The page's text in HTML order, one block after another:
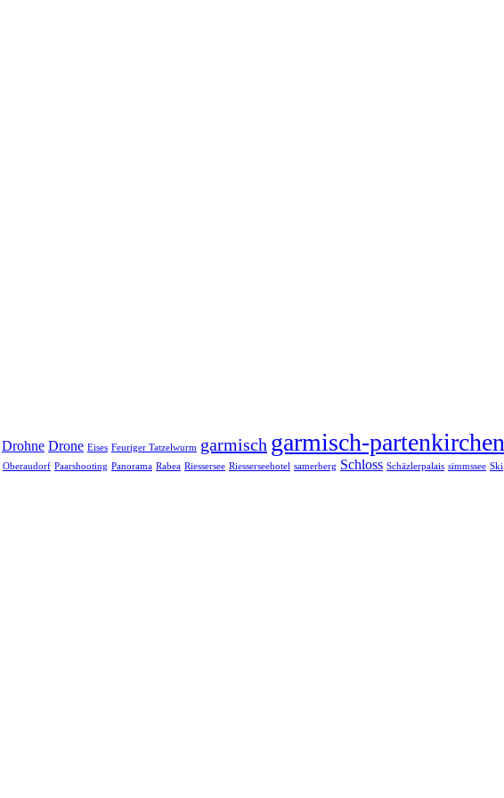
Drohne Drone Eises Feuriger Tatzelwurm garmisch garmisch-partenkirchen
Oberaudorf Paarshooting Panorama Rabea Riessersee Riesserseehotel samerberg Schloss Schäzlerpalais simmssee Ski